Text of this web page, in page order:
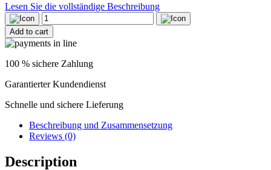
Lesen Sie die vollständige Beschreibung
Medizinische
Watterollen
quantity
Add to cart
100 % sichere Zahlung
Garantierter Kundendienst
Schnelle und sichere Lieferung
Beschreibung und Zusammensetzung
Reviews (0)
Description